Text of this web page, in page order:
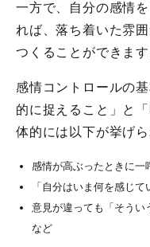
一方で、自分の感情
れば、落ち着いた雰
つくることができます
感情コントロールの
的に捉えること」と
体的には以下が挙げら
感情が高ぶったときに一
「自分はいま何を感じ
意見が違っても「そう
など